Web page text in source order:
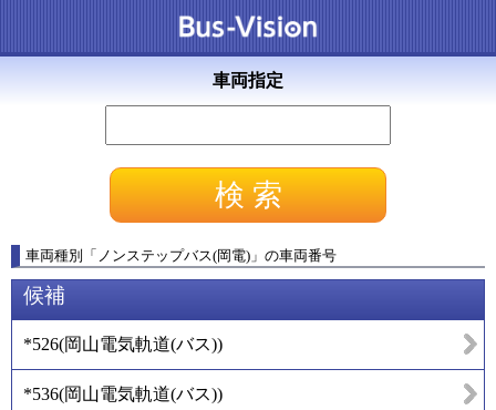
車両指定
車両種別 「 ノンステップバス(岡電) 」 の車両番号
候補
*526(岡山電気軌道(バス))
*536(岡山電気軌道(バス))